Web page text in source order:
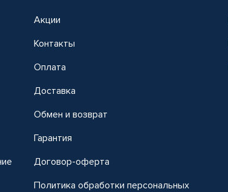
Акции
Контакты
Оплата
Доставка
Обмен и возврат
Гарантия
Договор-оферта
Политика обработки персональных